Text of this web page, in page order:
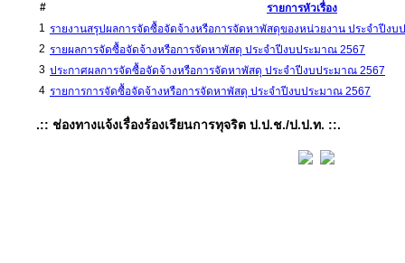
#
รายการหัวเรื่อง
1 รายงานสรุปผลการจัดซื้อจัดจ้างหรือการจัดหาพัสดุของหน่วยงาน ประจำปีงบ
2 รายผลการจัดซื้อจัดจ้างหรือการจัดหาพัสดุ ประจำปีงบประมาณ 2567
3 ประกาศผลการจัดซื้อจัดจ้างหรือการจัดหาพัสดุ ประจำปีงบประมาณ 2567
4 รายการการจัดซื้อจัดจ้างหรือการจัดหาพัสดุ ประจำปีงบประมาณ 2567
.:: ช่องทางแจ้งเรื่องร้องเรียนการทุจริต ป.ป.ช./ป.ป.ท. ::.